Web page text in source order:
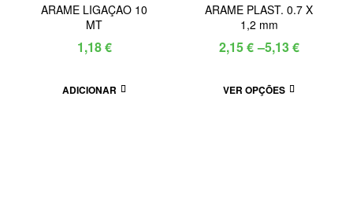
ARAME LIGAÇAO 10
MT
1,18€
ADICIONAR
ARAME PLAST. 0.7 X
1,2 mm
2,15€ –5,13€
VER OPÇÕES